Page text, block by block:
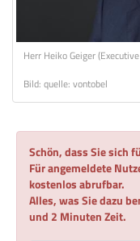
Herr Heiko Geiger
Bild: quelle: vontobel
Schön, dass Sie sich
Für angemeldete
kostenlos abrufbar.
Alles, was Sie dazu
und 2 Minuten Zeit.